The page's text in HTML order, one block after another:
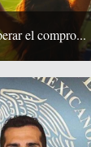
el compro...